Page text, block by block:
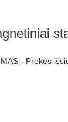
- Prekes